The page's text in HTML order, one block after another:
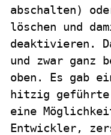
abschalten)
löschen und
deaktivieren.
und zwar ganz
oben. Es gab
hitzig geführte
eine
Entwickler,